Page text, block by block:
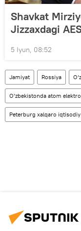
Shavkat
Jizzaxdagi
5 Iyun, 08:52
Jamiyat Rossiya
O‘zbekistonda atom
Peterburg xalqaro